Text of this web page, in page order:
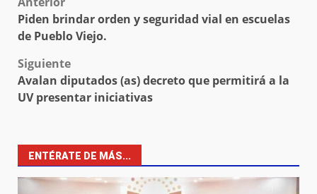
Post
navigation
Piden brindar orden y seguridad vial en escuelas
de Pueblo Viejo.
Siguiente
Avalan diputados (as) decreto que permitirá a la
UV presentar iniciativas
ENTÉRATE DE MÁS...